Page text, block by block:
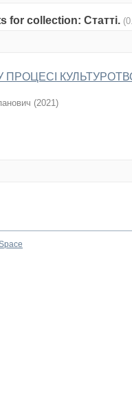
for collection: Статті.
ПРОЦЕСІ
(2021)